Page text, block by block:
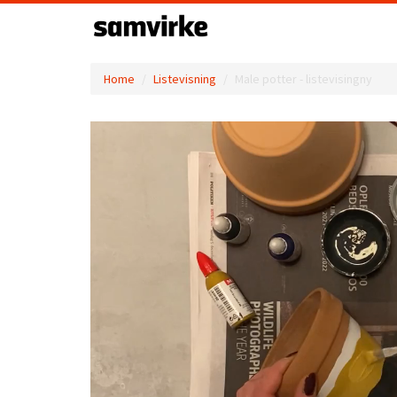
Home Listevisning Male potter - listevisingny